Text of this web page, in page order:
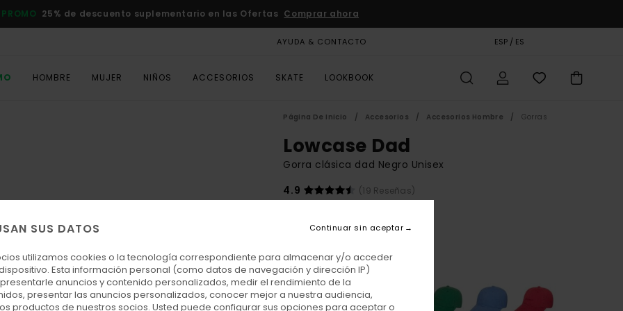
PROMO 25% de descuento suplementario en las Ofertas Comprar ahora
AYUDA & CONTACTO ESP / ES
HOMBRE MUJER NIÑOS ACCESORIOS SKATE LOOKBOOK
Página De Inicio Accesorios Accesorios Hombre Gorras
Lowcase Dad
Gorra clásica dad Negro Unisex
4.9
(19 Reseñas)
ColorOff Black
SUS DATOS
utilizamos cookies o la tecnología correspondiente para almacenar y/o acceder
Esta información personal (como datos de navegación y dirección IP)
anuncios y contenido personalizados, medir el rendimiento de la
presentar las anuncios personalizados, conocer mejor a nuestra audiencia,
productos de nuestros socios. Usted puede configurar sus opciones para aceptar o
Continuar sin aceptar